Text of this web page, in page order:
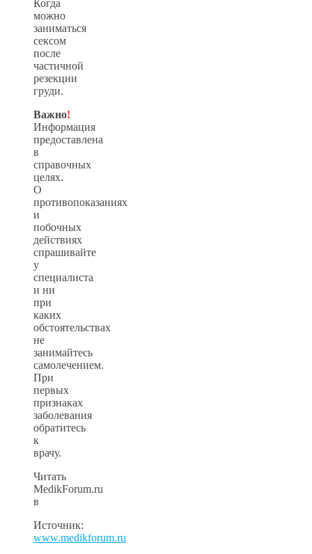
Когда
можно
заниматься
сексом
после
частичной
резекции
груди.
Важно!
Информация
предоставлена
в
справочных
целях.
О
противопоказаниях
и
побочных
действиях
спрашивайте
у
специалиста
и ни
при
каких
обстоятельствах
не
занимайтесь
самолечением.
При
первых
признаках
заболевания
обратитесь
к
врачу.
Читать
MedikForum.ru
в
Источник:
www.medikforum.ru